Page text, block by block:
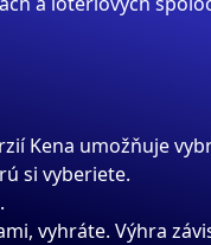
Kena umožňuje
si vyberiete.
vyhráte. Výhra